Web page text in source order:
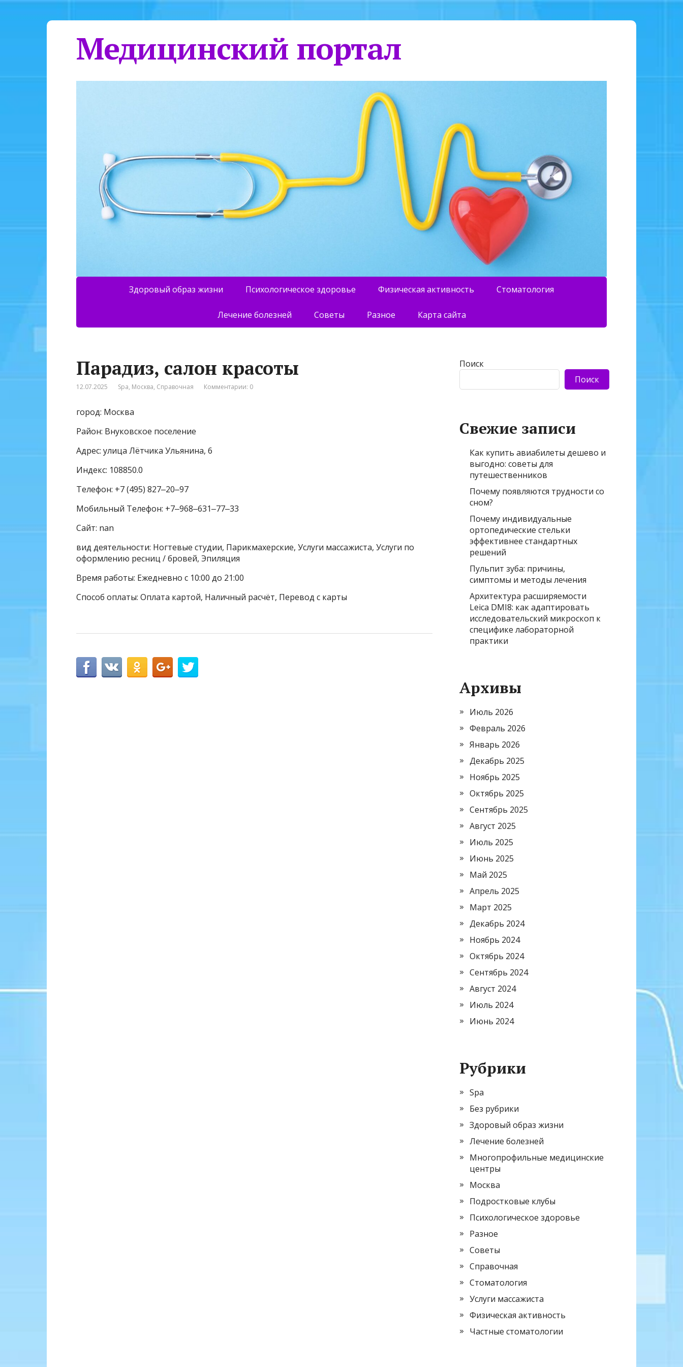
Медицинский портал
Здоровый образ жизни Психологическое здоровье Физическая активность Стоматология
Лечение болезней Советы Разное Карта сайта
Парадиз, салон красоты
12.07.2025 Spa, Москва, Справочная Комментарии: 0
город: Москва
Район: Внуковское поселение
Адрес: улица Лётчика Ульянина, 6
Индекс: 108850.0
Телефон: +7 (495) 827‒20‒97
Мобильный Телефон: +7‒968‒631‒77‒33
Сайт: nan
вид деятельности: Ногтевые студии, Парикмахерские, Услуги массажиста, Услуги по
оформлению ресниц / бровей, Эпиляция
Время работы: Ежедневно с 10:00 до 21:00
Способ оплаты: Оплата картой, Наличный расчёт, Перевод с карты
Поиск
Поиск
Свежие записи
Как купить авиабилеты дешево и
выгодно: советы для
путешественников
Почему появляются трудности со
сном?
Почему индивидуальные
ортопедические стельки
эффективнее стандартных
решений
Пульпит зуба: причины,
симптомы и методы лечения
Архитектура расширяемости
Leica DMI8: как адаптировать
исследовательский микроскоп к
специфике лабораторной
практики
Архивы
Июль 2026
Февраль 2026
Январь 2026
Декабрь 2025
Ноябрь 2025
Октябрь 2025
Сентябрь 2025
Август 2025
Июль 2025
Июнь 2025
Май 2025
Апрель 2025
Март 2025
Декабрь 2024
Ноябрь 2024
Октябрь 2024
Сентябрь 2024
Август 2024
Июль 2024
Июнь 2024
Рубрики
Spa
Без рубрики
Здоровый образ жизни
Лечение болезней
Многопрофильные медицинские
центры
Москва
Подростковые клубы
Психологическое здоровье
Разное
Советы
Справочная
Стоматология
Услуги массажиста
Физическая активность
Частные стоматологии